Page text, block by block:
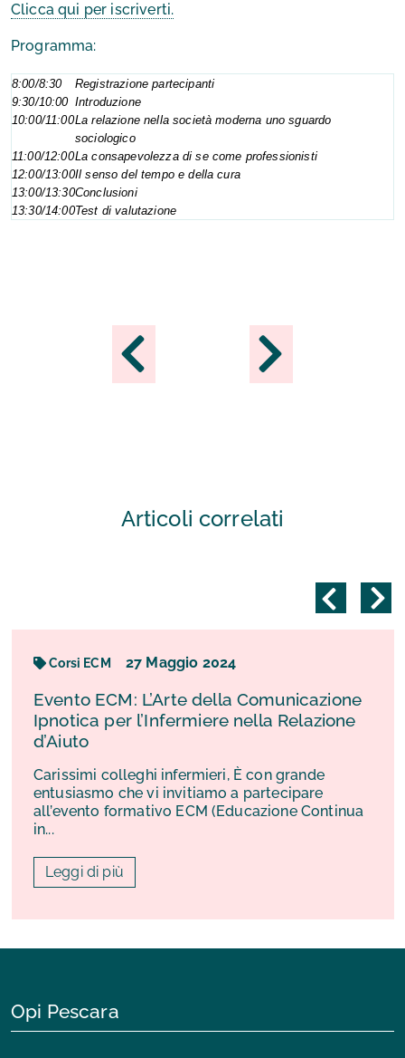
Clicca qui per iscriverti.
Programma:
8:00/8:30
Registrazione partecipanti
9:30/10:00 Introduzione
10:00/11:00La relazione nella società moderna uno sguardo
sociologico
11:00/12:00La consapevolezza di se come professionisti
12:00/13:00Il senso del tempo e della cura
13:00/13:30Conclusioni
13:30/14:00Test di valutazione
Articoli correlati
Corsi ECM 27 Maggio 2024
Evento ECM: L’Arte della Comunicazione
Ipnotica per l’Infermiere nella Relazione
d’Aiuto
Carissimi colleghi infermieri, È con grande
entusiasmo che vi invitiamo a partecipare
all’evento formativo ECM (Educazione Continua
in...
Leggi di più
Opi Pescara